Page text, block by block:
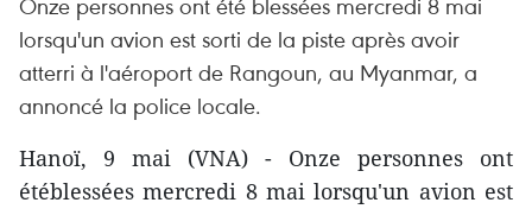
lorsqu'un avion est sorti de la piste après avoir
atterri à l'aéroport de Rangoun, au Myanmar, a
annoncé la police locale.
Hanoï, 9 mai (VNA) - Onze personnes ont
étéblessées mercredi 8 mai lorsqu'un avion est